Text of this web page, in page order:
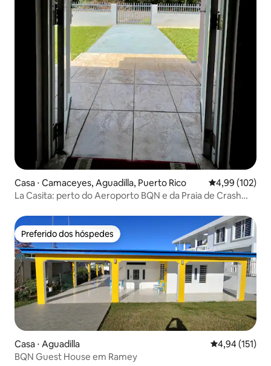
Casa ⋅ Camaceyes, Aguadilla, Puerto Rico 4,99 de uma
4,99 (102)
La Casita: perto do Aeroporto BQN e da Praia de Crash
Preferido dos hóspedes
Preferido dos hóspedes
Casa ⋅ Aguadilla 4,94 de uma
4,94 (151)
BQN Guest House em Ramey